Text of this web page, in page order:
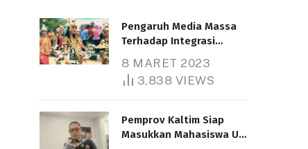
Pengaruh Media Massa
Terhadap Integrasi
Telah dibaca : 4.611 Kali.
8 MARET 2023
3,838 VIEWS
Pemprov Kaltim Siap
Masukkan Mahasiswa UT